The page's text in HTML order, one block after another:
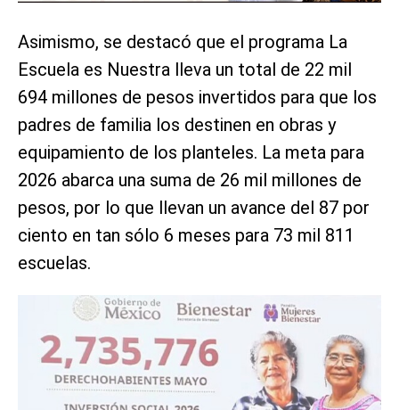
Asimismo, se destacó que el programa La
Escuela es Nuestra lleva un total de 22 mil
694 millones de pesos invertidos para que los
padres de familia los destinen en obras y
equipamiento de los planteles. La meta para
2026 abarca una suma de 26 mil millones de
pesos, por lo que llevan un avance del 87 por
ciento en tan sólo 6 meses para 73 mil 811
escuelas.